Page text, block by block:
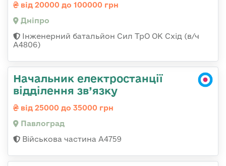
від 20000 до 100000 грн
Дніпро
Інженерний батальйон Сил ТрО ОК Схід (в/ч
А4806)
Начальник електростанції
відділення зв’язку
від 25000 до 35000 грн
Павлоград
Військова частина А4759